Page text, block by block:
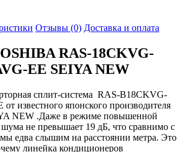
Отзывы (0) Доставка и оплата
RAS-18CKVG-
EE SEIYA NEW
сплит-система RAS-B18CKVG-
известного японского производителя
NEW .Даже в режиме повышенной
не превышает 19 дБ, что сравнимо с
едва слышим на расстоянии метра. Это
линейка кондиционеров